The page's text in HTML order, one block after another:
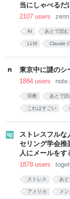
当にしゃべるだ
2107 users
AI あとで読む
LLM Claude
東京中に謎のシ
1884 users
宗教 あとで読
これはすごい
ストレスフル
セリング学会
人にメールを
1878 users
ストレス あ
アメリカ メ